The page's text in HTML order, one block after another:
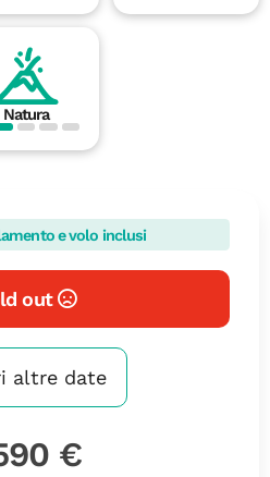
Natura
e volo inclusi
out
altre date
€